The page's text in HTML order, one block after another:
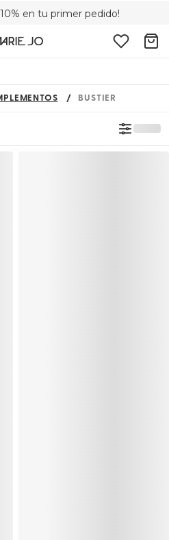
en tu primer pedido!
a partir de 75 €
gratuitas
BUSTIER